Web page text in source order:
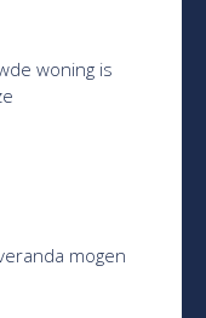
woning is
mogen